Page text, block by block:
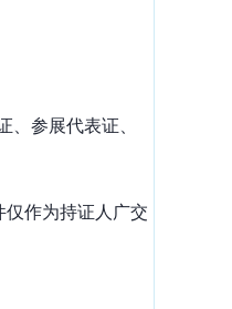
参展代表证、
仅作为持证人广交